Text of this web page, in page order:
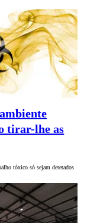
tirar-lhe as
tóxico só sejam detetados